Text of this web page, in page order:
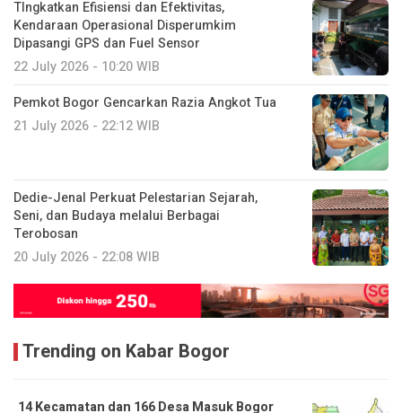
TIngkatkan Efisiensi dan Efektivitas,
Kendaraan Operasional Disperumkim
Dipasangi GPS dan Fuel Sensor
22 July 2026 - 10:20 WIB
Pemkot Bogor Gencarkan Razia Angkot Tua
21 July 2026 - 22:12 WIB
Dedie-Jenal Perkuat Pelestarian Sejarah,
Seni, dan Budaya melalui Berbagai
Terobosan
20 July 2026 - 22:08 WIB
Trending on Kabar Bogor
14 Kecamatan dan 166 Desa Masuk Bogor